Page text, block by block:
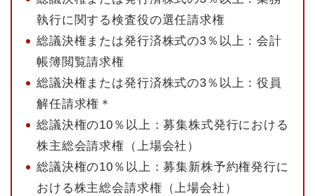
執行に関する検査役の選任請求権
総議決権または発行済株式の3％以上：会計
帳簿閲覧請求権
総議決権または発行済株式の3％以上：役員
解任請求権＊
総議決権の10％以上：募集株式発行における
株主総会請求権（上場会社）
総議決権の10％以上：募集新株予約権発行に
おける株主総会請求権（上場会社）